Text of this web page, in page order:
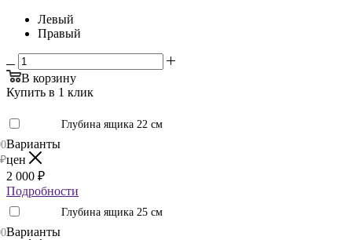
Левый
Правый
В корзину
Купить в 1 клик
Глубина ящика 22 см
₽
Варианты
цен
2 000 ₽
Подробности
Глубина ящика 25 см
Варианты